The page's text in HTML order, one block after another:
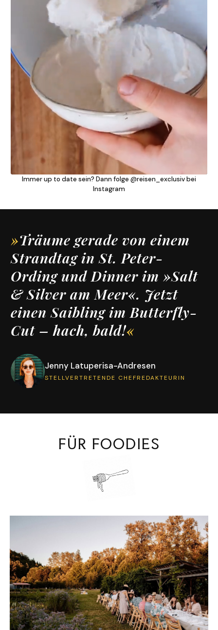
»Träume gerade von einem
Strandtag in St. Peter-
Ording und Dinner im »Salt
& Silver am Meer«. Jetzt
einen Saibling im Butterfly-
Cut – hach, bald!
FÜR FOODIES